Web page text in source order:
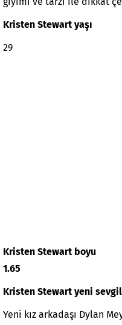
Kristen Stewart yaşı
29
Kristen Stewart boyu
1.65
Kristen Stewart yeni
Yeni kız arkadaşı Dylan